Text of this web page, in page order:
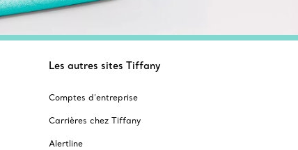
Les autres sites Tiffany
Comptes d’entreprise
Carrières chez Tiffany
Alertline